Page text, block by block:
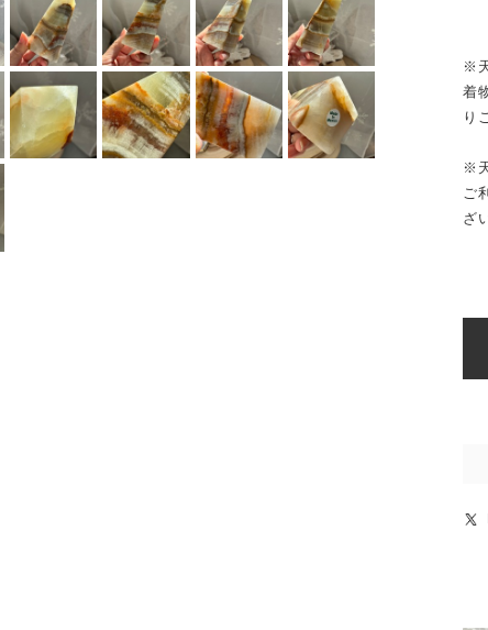
※
着
り
※
ご
ざ